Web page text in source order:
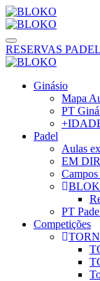
RESERVAS PADEL
Ginásio
Mapa
PT
Padel
Aulas
EM
Campos
PT
Competições